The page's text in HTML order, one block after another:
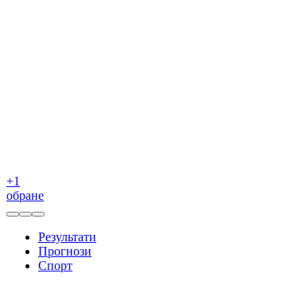
+1
обране
Результати
Прогнози
Спорт